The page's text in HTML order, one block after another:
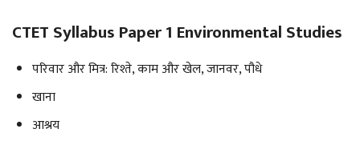
CTET Syllabus Paper 1 Environmental Studies
परिवार और मित्र: रिश्ते, काम और खेल, जानवर, पौधे
खाना
आश्रय